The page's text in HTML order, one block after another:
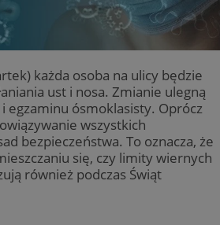
każda osoba na ulicy będzie
ust i nosa. Zmianie ulegną
ósmoklasisty. Oprócz
wszystkich
bezpieczeństwa. To oznacza, że
się, czy limity wiernych
również podczas Świąt